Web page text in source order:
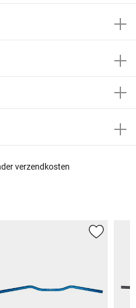
verzendkosten